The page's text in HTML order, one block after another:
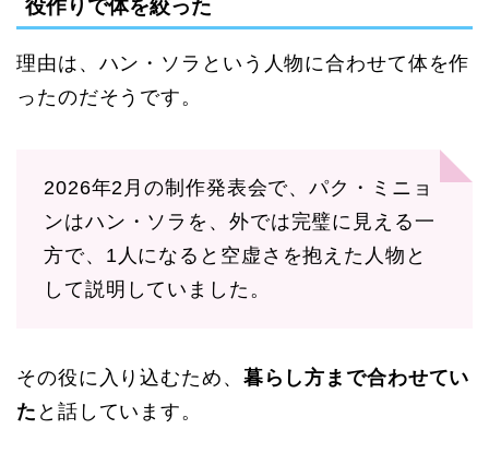
役作りで体を絞った
理由は、ハン・ソラという人物に合わせて体を作
ったのだそうです。
2026年2月の制作発表会で、パク・ミニョ
ンはハン・ソラを、外では完璧に見える一
方で、1人になると空虚さを抱えた人物と
して説明していました。
その役に入り込むため、 暮らし方まで合わせてい
た と話しています。